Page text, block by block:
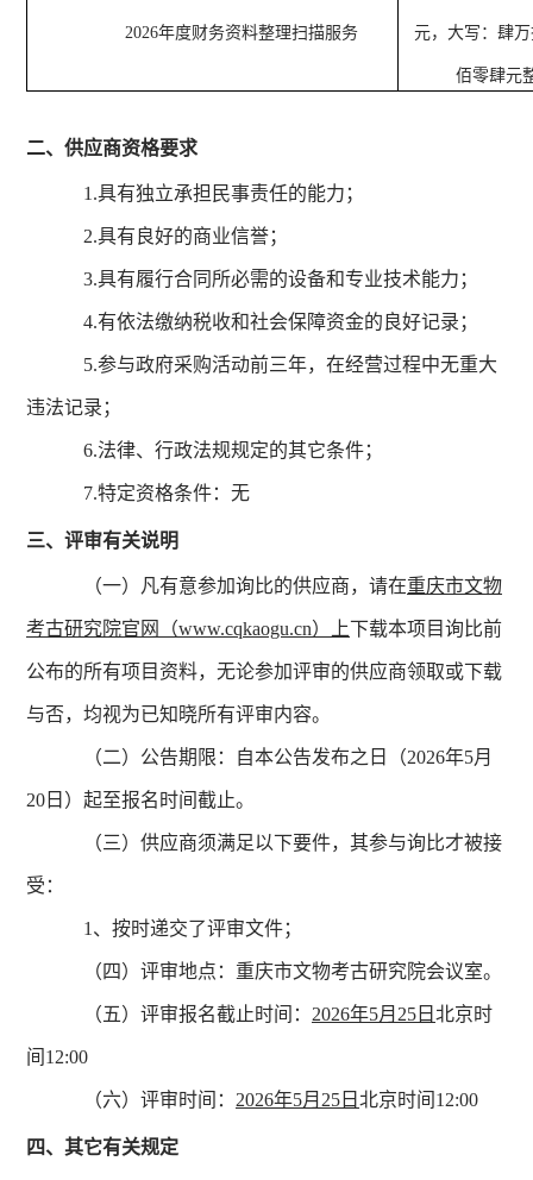
2026年度财务资料整理扫描服务 元，大写：肆
佰零肆元
二、供应商资格要求
1.具有独立承担民事责任的能力；
2.具有良好的商业信誉；
3.具有履行合同所必需的设备和专业技术能力；
4.有依法缴纳税收和社会保障资金的良好记录；
5.参与政府采购活动前三年，在经营过程中无重大
违法记录；
6.法律、行政法规规定的其它条件；
7.特定资格条件：无
三、评审有关说明
（一）凡有意参加询比的供应商，请在重庆市文物
考古研究院官网（www.cqkaogu.cn）上下载本项目询比前
公布的所有项目资料，无论参加评审的供应商领取或下载
与否，均视为已知晓所有评审内容。
（二）公告期限：自本公告发布之日（2026年5月
20日）起至报名时间截止。
（三）供应商须满足以下要件，其参与询比才被接
受：
1、按时递交了评审文件；
（四）评审地点：重庆市文物考古研究院会议室。
（五）评审报名截止时间： 2026年5月25日 北京时
间12:00
（六）评审时间： 2026年5月25日 北京时间12:00
四、其它有关规定